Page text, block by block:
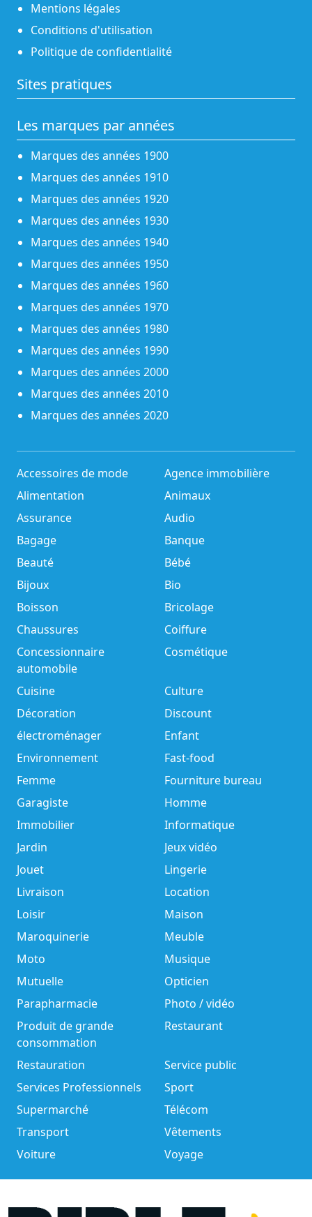
Mentions légales
Conditions d'utilisation
Politique de confidentialité
Sites pratiques
Les marques par années
Marques des années 1900
Marques des années 1910
Marques des années 1920
Marques des années 1930
Marques des années 1940
Marques des années 1950
Marques des années 1960
Marques des années 1970
Marques des années 1980
Marques des années 1990
Marques des années 2000
Marques des années 2010
Marques des années 2020
Accessoires de mode
Agence immobilière
Alimentation
Animaux
Assurance
Audio
Bagage
Banque
Beauté
Bébé
Bijoux
Bio
Boisson
Bricolage
Chaussures
Coiffure
Concessionnaire
automobile
Cosmétique
Cuisine
Culture
Décoration
Discount
électroménager
Enfant
Environnement
Fast-food
Femme
Fourniture bureau
Garagiste
Homme
Immobilier
Informatique
Jardin
Jeux vidéo
Jouet
Lingerie
Livraison
Location
Loisir
Maison
Maroquinerie
Meuble
Moto
Musique
Mutuelle
Opticien
Parapharmacie
Photo / vidéo
Produit de grande
consommation
Restaurant
Restauration
Service public
Services Professionnels
Sport
Supermarché
Télécom
Transport
Vêtements
Voiture
Voyage